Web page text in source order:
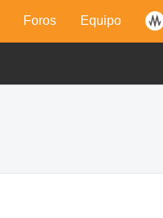
Foros Equipo